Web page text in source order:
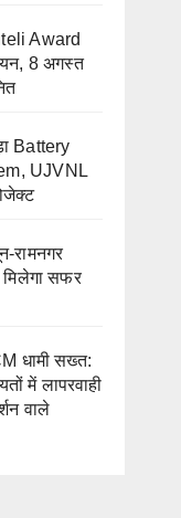
Award
8 अगस्त
Battery
UJVNL
रामनगर
मिलेगा सफर
धामी सख्त:
में लापरवाही
वाले